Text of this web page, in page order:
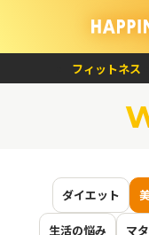
フィットネス
ダイエット
生活の悩み マ